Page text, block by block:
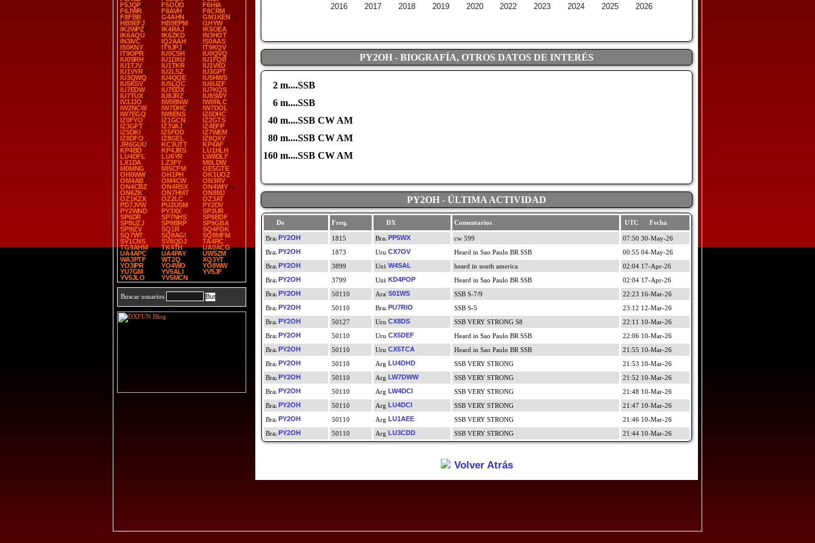
F5JQP
F5OUO
F6HIA
F6JWR
F8AVH
F8CRM
F8FBB
G4AHN
GM1KEN
HB9EFJ
HB9EPM
I1HYW
IK2WPZ
IK4RAJ
IK5OEA
IK6AQU
IK6ZKD
IN3HOT
IN3IVC
IQ2AAH
IS0AAS
IS0KNY
IT9JPJ
IT9KQV
IT9OPR
IU0CSH
IU0QVQ
IU0SRH
IU1DXU
IU1FQB
IU1TJV
IU1TKR
IU1VXD
IU1VYR
IU2LSZ
IU3GPT
IU3QWQ
IU4QQE
IU5HWS
IU5KSV
IU5LQC
IU6UZF
IU7EDW
IU7EDX
IU7KQS
IU7TUX
IU8JRZ
IU8SWY
IV3JJO
IW0BNW
IW0RLC
IW2NCW
IW7DHC
IW7DOL
IW7EGQ
IW8ENS
IZ0DHC
IZ0FYO
IZ1GCN
IZ2GTS
IZ3GFT
IZ3VAJ
IZ4EFP
IZ5DKI
IZ5FDD
IZ7WEM
IZ8DFO
IZ8GEL
IZ8QXY
JR6GUU
KC3UTT
KP4AF
KP4BD
KP4JRS
LU1HLH
LU4DFL
LU6YR
LW8DLF
LX1DA
LZ3FY
M0LDW
M0MNG
MI5CFM
OE5GTE
OH0WW
OH1PH
OK1UOZ
OM4AB
OM4CW
ON3RV
ON4CBZ
ON4RSX
ON4WIY
ON6ZK
ON7HMT
ON8MJ
OZ1KZX
OZ2LC
OZ3AT
PD7JVW
PU2USM
PY2DV
PY2WND
PY3XX
SP3UR
SP6DR
SP7NHS
SP8BDF
SP8UZJ
SP9BRP
SP9GBA
SP9IZV
SQ1R
SQ4FDK
SQ7WT
SQ8AGI
SQ8MFM
SV1CNS
SV8QDJ
TA4RC
TG9AHM
TK4TH
UA0ACG
UA4APC
UA4PAY
UW5ZM
WA3PTF
WT2Q
XQ3YT
YO3IPR
YO4WO
YO8WW
YU7GM
YV5ALI
YV5JF
YV5JLO
YV5MCN
Buscar usuarios
2016 2017 2018 2019 2020 2022 2023 2024 2025 2026
PY2OH - BIOGRAFÍA, OTROS DATOS DE INTERÉS
2 m....SSB
6 m....SSB
40 m....SSB CW AM
80 m....SSB CW AM
160 m....SSB CW AM
PY2OH - ÚLTIMA ACTIVIDAD
De Freq. DX Comentarios UTC Fecha
PY2OH 1815 PP5WX cw 599
07:50 30-May-26
PY2OH
1873 CX7OV Heard in Sao Paulo BR SSB
00:55 04-May-26
PY2OH
3899 W4SAL heard in south america
02:04 17-Apr-26
PY2OH
3799 KD4POP Heard in Sao Paulo BR SSB
02:04 17-Apr-26
PY2OH
50110 S01WS SSB S-7/9
22:23 16-Mar-26
PY2OH
50110 PU7RIO SSB S-5
23:12 12-Mar-26
PY2OH
50127 CX8DS SSB VERY STRONG S8
22:11 10-Mar-26
PY2OH
50110 CX5DEF Heard in Sao Paulo BR SSB
22:06 10-Mar-26
PY2OH
50110 CX5TCA Heard in Sao Paulo BR SSB
21:55 10-Mar-26
PY2OH
50110 LU4DHD SSB VERY STRONG
21:53 10-Mar-26
PY2OH
50110 LW7DWW SSB VERY STRONG
21:52 10-Mar-26
PY2OH
50110 LW4DCI SSB VERY STRONG
21:48 10-Mar-26
PY2OH
50110 LU4DCI SSB VERY STRONG
21:47 10-Mar-26
PY2OH
50110 LU1AEE SSB VERY STRONG
21:46 10-Mar-26
PY2OH
50110 LU3CDD SSB VERY STRONG 21:44 10-Mar-26
Volver Atrás